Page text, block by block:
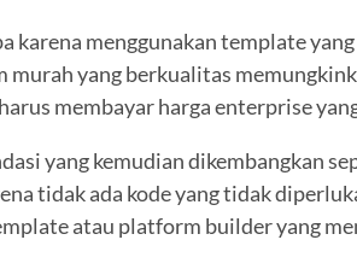
menggunakan template
yang berkualitas
membayar harga enterprise
yang kemudian dikembangkan
tidak ada kode yang tidak
atau platform builder yang